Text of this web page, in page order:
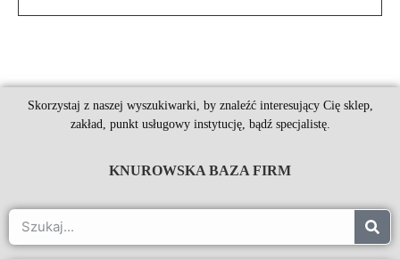
Skorzystaj z naszej wyszukiwarki, by znaleźć interesujący Cię sklep,
zakład, punkt usługowy instytucję, bądź specjalistę.
KNUROWSKA BAZA FIRM